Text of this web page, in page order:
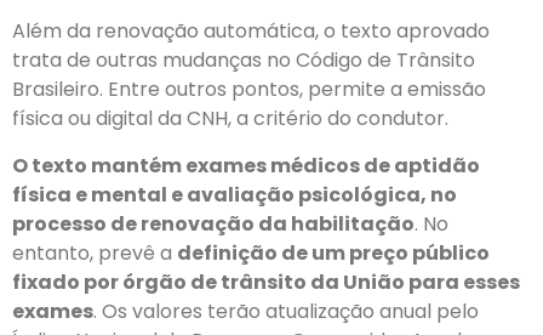
Além da renovação automática, o texto aprovado
trata de outras mudanças no Código de Trânsito
Brasileiro. Entre outros pontos, permite a emissão
física ou digital da CNH, a critério do condutor.
O texto mantém exames médicos de aptidão
física e mental e avaliação psicológica, no
processo de renovação da habilitação. No
entanto, prevê a definição de um preço público
fixado por órgão de trânsito da União para esses
exames. Os valores terão atualização anual pelo